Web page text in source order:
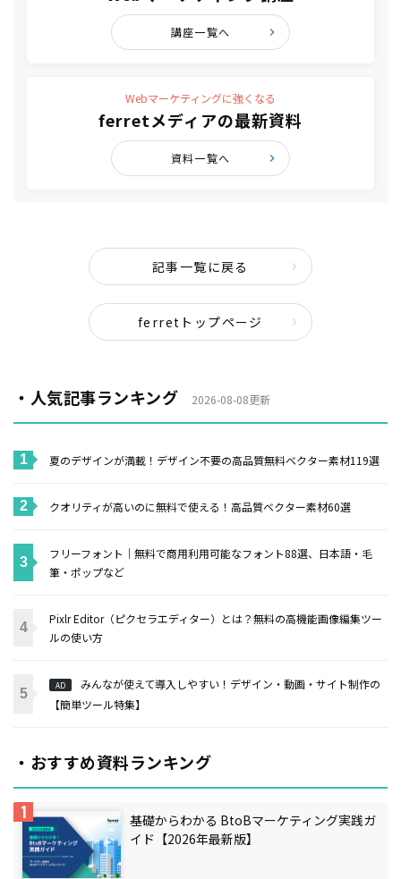
講座一覧へ
Webマーケティングに強くなる
ferretメディアの最新資料
資料一覧へ
記事一覧に戻る
ferretトップページ
・人気記事ランキング 2026-08-08更新
夏のデザインが満載！デザイン不要の高品質無料ベクター素材119選
クオリティが高いのに無料で使える！高品質ベクター素材60選
フリーフォント｜無料で商用利用可能なフォント88選、日本語・毛
筆・ポップなど
Pixlr Editor（ピクセラエディター）とは？無料の高機能画像編集ツー
ルの使い方
AD
みんなが使えて導入しやすい！デザイン・動画・サイト制作の
【簡単ツール特集】
・おすすめ資料ランキング
基礎からわかる BtoBマーケティング実践ガ
イド【2026年最新版】